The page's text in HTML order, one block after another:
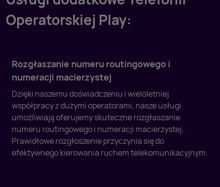
Operatorskiej Play:
Rozgłaszanie numeru routingowego i
numeracji macierzystej
Dzięki naszemu doświadczeniu i wieloletniej
współpracy z dużymi operatorami, nasze usługi
umożliwiają oferujemy skuteczne rozgłaszanie
numeru routingowego i numeracji macierzystej.
Prawidłowe rozgłoszenie przyczynia się do
efektywnego kierowania ruchem telekomunikacyjnym.